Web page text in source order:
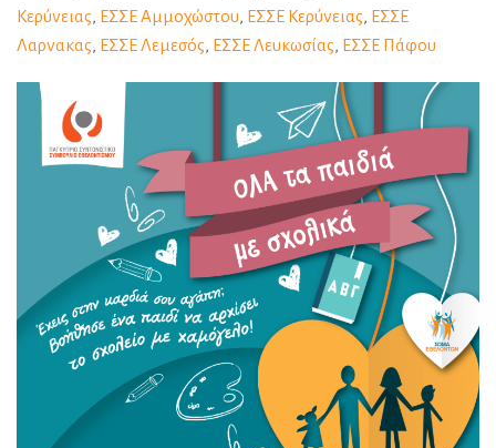
Κερύνειας, ΕΣΣΕ Αμμοχώστου, ΕΣΣΕ Κερύνειας, ΕΣΣΕ
Λαρνακας, ΕΣΣΕ Λεμεσός, ΕΣΣΕ Λευκωσίας, ΕΣΣΕ Πάφου